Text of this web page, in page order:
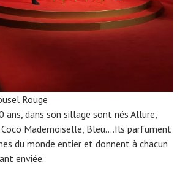
Rouge
ans, dans son sillage sont nés Allure,
Coco Mademoiselle, Bleu….Ils parfument
du monde entier et donnent à chacun
enviée.